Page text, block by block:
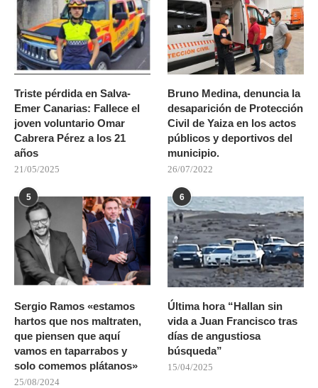
Triste pérdida en Salva-
Emer Canarias: Fallece el
joven voluntario Omar
Cabrera Pérez a los 21
años
21/05/2025
Bruno Medina, denuncia la
desaparición de Protección
Civil de Yaiza en los actos
públicos y deportivos del
municipio.
26/07/2022
5
Sergio Ramos «estamos
hartos que nos maltraten,
que piensen que aquí
vamos en taparrabos y
solo comemos plátanos»
25/08/2024
6
Última hora “Hallan sin
vida a Juan Francisco tras
días de angustiosa
búsqueda”
15/04/2025